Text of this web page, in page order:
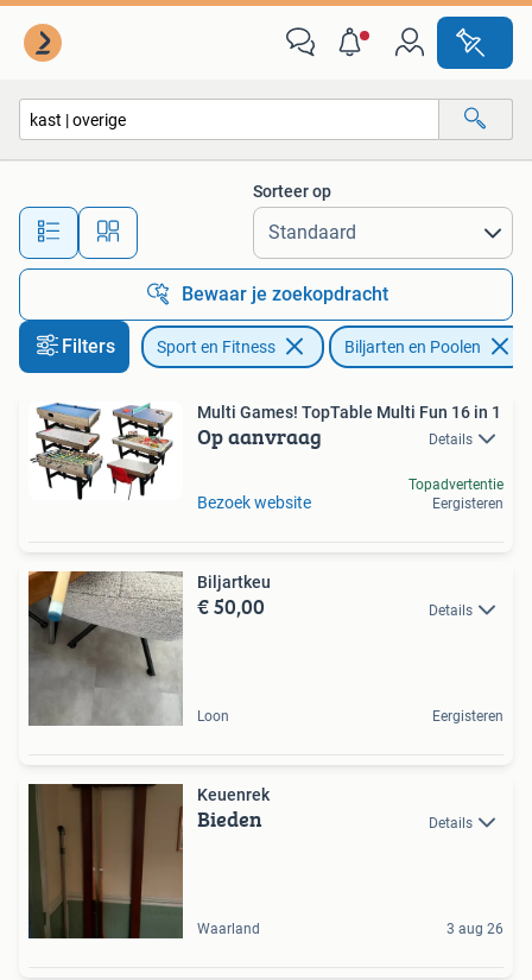
Alle afstanden…
Sorteer op
Bewaar je zoekopdracht
Filters Sport en Fitness Biljarten en Poolen
Multi Games! TopTable Multi Fun 16 in 1
Op aanvraag Details
Bezoek website
Topadvertentie
Eergisteren
Biljartkeu
€ 50,00 Details
Loon Eergisteren
Keuenrek
Bieden Details
Waarland 3 aug 26